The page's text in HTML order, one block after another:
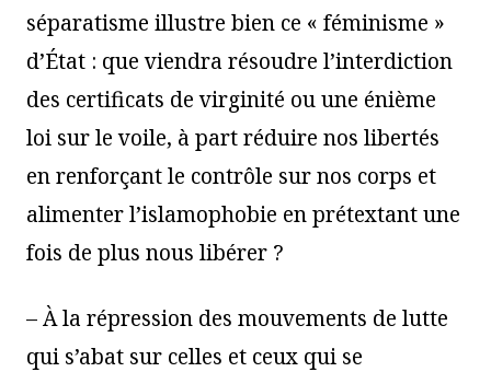
séparatisme illustre bien ce « féminisme »
d’État : que viendra résoudre l’interdiction
des certificats de virginité ou une énième
loi sur le voile, à part réduire nos libertés
en renforçant le contrôle sur nos corps et
alimenter l’islamophobie en prétextant une
fois de plus nous libérer ?
–À la répression des mouvements de lutte
qui s’abat sur celles et ceux qui se